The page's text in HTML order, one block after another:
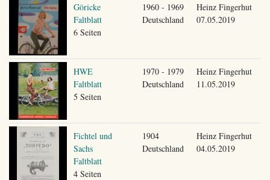
Göricke
Faltblatt
6 Seiten
1960 - 1969
Deutschland
Heinz Fingerhut
07.05.2019
HWE
Faltblatt
5 Seiten
1970 - 1979
Deutschland
Heinz Fingerhut
11.05.2019
Fichtel und
Sachs
Faltblatt
4 Seiten
1904
Deutschland
Heinz Fingerhut
04.05.2019